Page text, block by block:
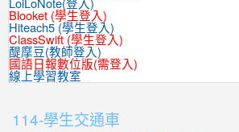
LoiLoNote(登入)
Blooket (學生登入)
Hiteach5 (學生登入)
ClassSwift (學生登入)
醍摩豆(教師登入)
國語日報數位版(需登入)
線上學習教室
114-學生交通車